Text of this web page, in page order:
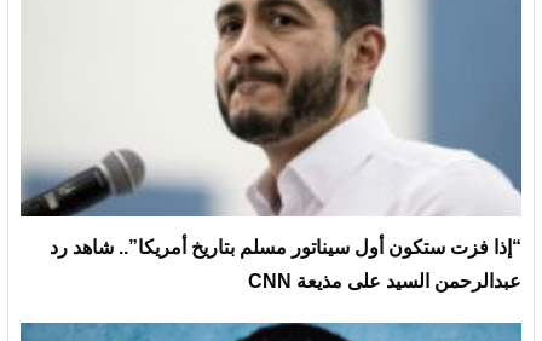
“إذا فزت ستكون أول سيناتور مسلم بتاريخ أمريكا”.. شاهد رد
عبدالرحمن السيد على مذيعة CNN